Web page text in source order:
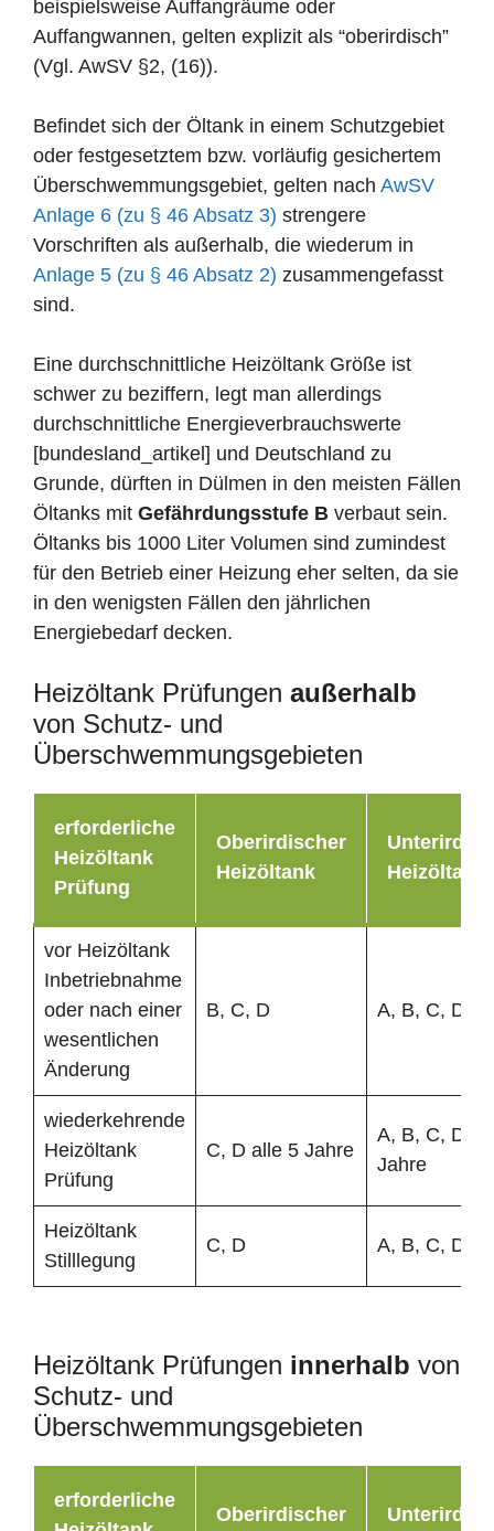
beispielsweise Auffangräume oder
Auffangwannen, gelten explizit als “oberirdisch”
(Vgl. AwSV §2, (16)).
Befindet sich der Öltank in einem Schutzgebiet
oder festgesetztem bzw. vorläufig gesichertem
Überschwemmungsgebiet, gelten nach AwSV
Anlage 6 (zu § 46 Absatz 3) strengere
Vorschriften als außerhalb, die wiederum in
Anlage 5 (zu § 46 Absatz 2) zusammengefasst
sind.
Eine durchschnittliche Heizöltank Größe ist
schwer zu beziffern, legt man allerdings
durchschnittliche Energieverbrauchswerte
[bundesland_artikel] und Deutschland zu
Grunde, dürften in Dülmen in den meisten Fällen
Öltanks mit Gefährdungsstufe B verbaut sein.
Öltanks bis 1000 Liter Volumen sind zumindest
für den Betrieb einer Heizung eher selten, da sie
in den wenigsten Fällen den jährlichen
Energiebedarf decken.
Heizöltank Prüfungen außerhalb
von Schutz- und
Überschwemmungsgebieten
erforderliche
Heizöltank
Prüfung
Oberirdischer
Heizöltank
Heizöltank
vor Heizöltank
Inbetriebnahme
oder nach einer
wesentlichen
Änderung
B, C, D A, B, C, D
wiederkehrende
Heizöltank
Prüfung
C, D alle 5 Jahre
A, B, C, D
Jahre
Heizöltank
Stilllegung
C, D A, B, C, D
Heizöltank Prüfungen innerhalb von
Schutz- und
Überschwemmungsgebieten
erforderliche
Oberirdischer